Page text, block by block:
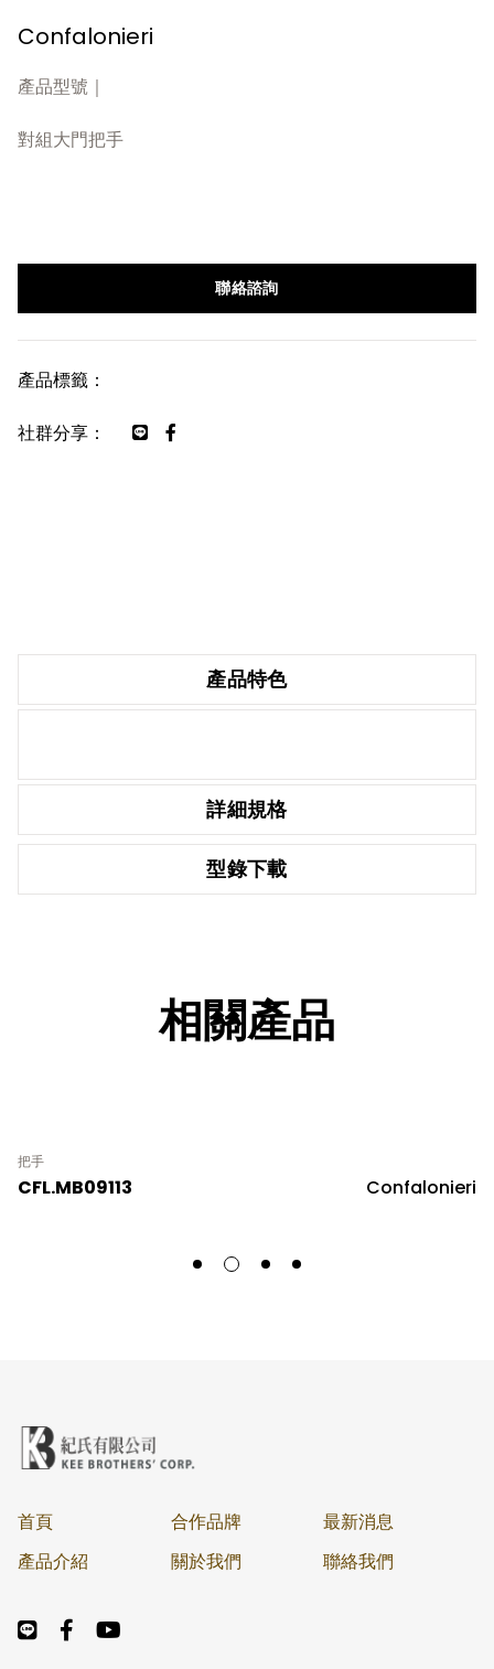
Confalonieri
產品型號｜
對組大門把手
聯絡諮詢
產品標籤：
社群分享：
產品特色
詳細規格
型錄下載
相關產品
把手
CFL.MB09113 Confalonieri
首頁
產品介紹
合作品牌
關於我們
最新消息
聯絡我們